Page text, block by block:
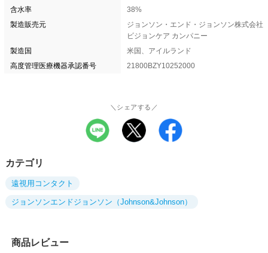
含水率
38%
製造販売元
ジョンソン・エンド・ジョンソン株式会社
ビジョンケア カンパニー
製造国
米国、アイルランド
高度管理医療機器承認番号
21800BZY10252000
＼シェアする／
カテゴリ
遠視用コンタクト
ジョンソンエンドジョンソン（Johnson&Johnson）
商品レビュー